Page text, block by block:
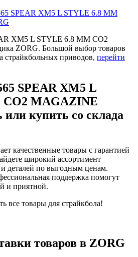
SPEAR XM5 L STYLE 6.8 MM
XM5 L STYLE 6.8 MM CO2
ZORG. Большой выбор товаров
страйкбольных приводов, перейти
SPEAR XM5 L
CO2 MAGAZINE
или купить со склада
качественные товары с гарантией
широкий ассортимент
деталей по выгодным ценам.
поддержка помогут
и приятной.
все товары для страйкбола!
товаров в ZORG